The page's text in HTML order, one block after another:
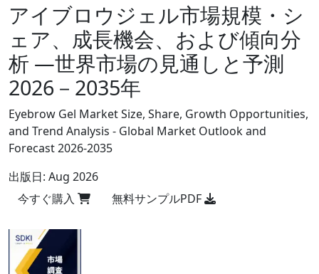
アイブロウジェル市場規模・シ
ェア、成長機会、および傾向分
析 ―世界市場の見通しと予測
2026－2035年
Eyebrow Gel Market Size, Share, Growth Opportunities,
and Trend Analysis - Global Market Outlook and
Forecast 2026-2035
出版日: Aug 2026
今すぐ購入
無料サンプルPDF